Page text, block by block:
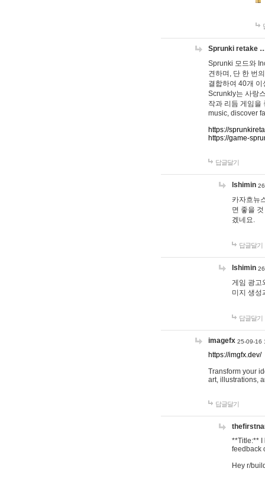
Sprunki retake
Sprunki 모드와
견하며, 단 한 번
결합하여 40개
Scrunkly는 사랑
작과 리듬 게임을
music, discover
https://
https://game-
답글달기
lshimin
카자흐뉴
면 좋을
겠네요.
답글달기
lshimin
게임 광고
미지 생성
답글달기
imagefx 25-09-16
https://imgfx.dev/
Transform your
art, illustrations,
답글달기
**Title:** I
feedback
Hey r/